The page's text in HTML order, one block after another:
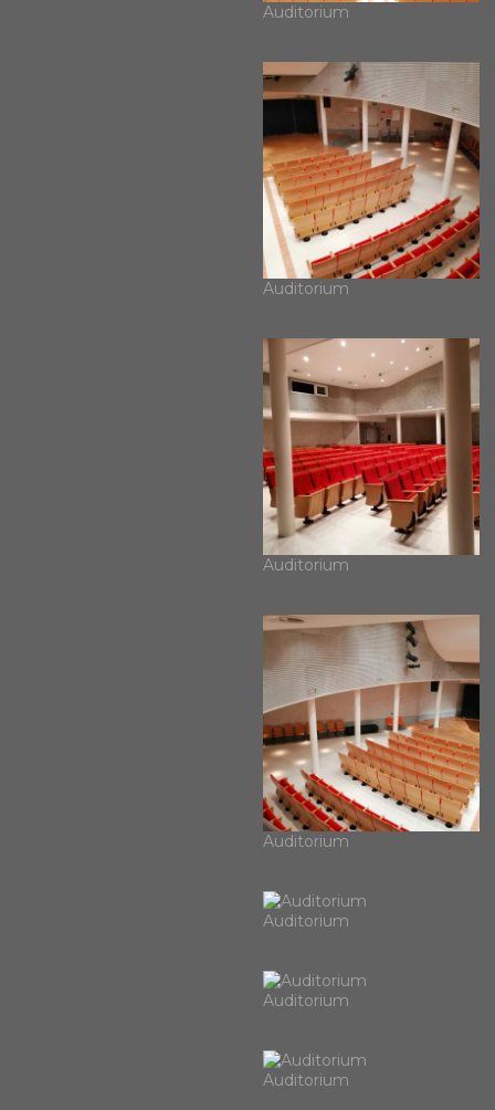
Auditorium
Auditorium
Auditorium
Auditorium
Auditorium
Auditorium
Auditorium